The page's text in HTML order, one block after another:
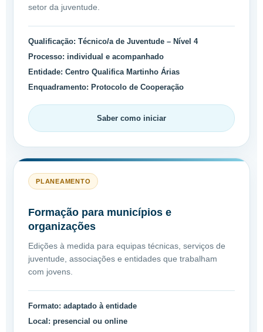
setor da juventude.
Qualificação: Técnico/a de Juventude – Nível 4
Processo: individual e acompanhado
Entidade: Centro Qualifica Martinho Árias
Enquadramento: Protocolo de Cooperação
Saber como iniciar
PLANEAMENTO
Formação para municípios e
organizações
Edições à medida para equipas técnicas, serviços de
juventude, associações e entidades que trabalham
com jovens.
Formato: adaptado à entidade
Local: presencial ou online